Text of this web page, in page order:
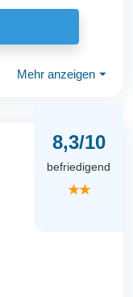
Mehr anzeigen ⏷
8,3/10
befriedigend
★★